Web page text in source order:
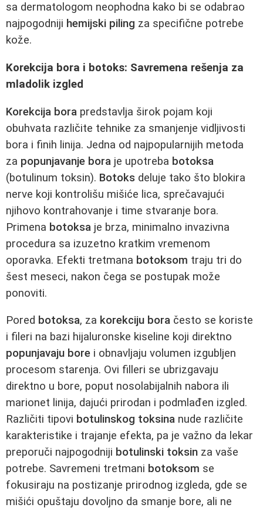
sa dermatologom neophodna kako bi se odabrao
najpogodniji hemijski piling za specifične potrebe
kože.
Korekcija bora i botoks: Savremena rešenja za
mladolik izgled
Korekcija bora predstavlja širok pojam koji
obuhvata različite tehnike za smanjenje vidljivosti
bora i finih linija. Jedna od najpopularnijih metoda
za popunjavanje bora je upotreba botoksa
(botulinum toksin). Botoks deluje tako što blokira
nerve koji kontrolišu mišiće lica, sprečavajući
njihovo kontrahovanje i time stvaranje bora.
Primena botoksa je brza, minimalno invazivna
procedura sa izuzetno kratkim vremenom
oporavka. Efekti tretmana botoksom traju tri do
šest meseci, nakon čega se postupak može
ponoviti.
Pored botoksa, za korekciju bora često se koriste
i fileri na bazi hijaluronske kiseline koji direktno
popunjavaju bore i obnavljaju volumen izgubljen
procesom starenja. Ovi filleri se ubrizgavaju
direktno u bore, poput nosolabijalnih nabora ili
marionet linija, dajući prirodan i podmlađen izgled.
Različiti tipovi botulinskog toksina nude različite
karakteristike i trajanje efekta, pa je važno da lekar
preporuči najpogodniji botulinski toksin za vaše
potrebe. Savremeni tretmani botoksom se
fokusiraju na postizanje prirodnog izgleda, gde se
mišići opuštaju dovoljno da smanje bore, ali ne